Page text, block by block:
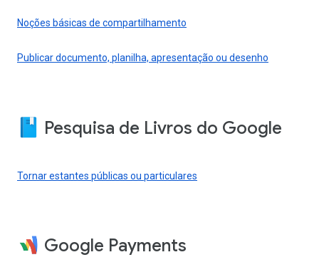
Noções básicas de compartilhamento
Publicar documento, planilha, apresentação ou desenho
Pesquisa de Livros do Google
Tornar estantes públicas ou particulares
Google Payments